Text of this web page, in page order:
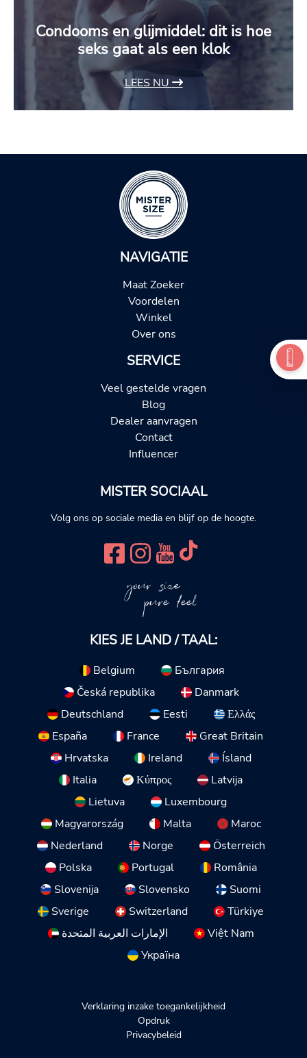
Condooms en glijmiddel: dit is hoe
seks gaat als een klok
LEES NU
NAVIGATIE
Maat Zoeker
Voordelen
Winkel
Over ons
SERVICE
Veel gestelde vragen
Blog
Dealer aanvragen
Contact
Influencer
MISTER SOCIAAL
Volg ons op sociale media en blijf op de hoogte.
your size
pure feel
KIES JE LAND / TAAL:
Belgium
България
Česká republika
Danmark
Deutschland
Eesti
Ελλάς
España
France
Great Britain
Hrvatska
Ireland
Ísland
Italia
Κύπρος
Latvija
Lietuva
Luxembourg
Magyarország
Malta
Maroc
Nederland
Norge
Österreich
Polska
Portugal
România
Slovenija
Slovensko
Suomi
Sverige
Switzerland
Türkiye
الإمارات العربية المتحدة
Việt Nam
Україна
Verklaring inzake toegankelijkheid
Opdruk
Privacybeleid